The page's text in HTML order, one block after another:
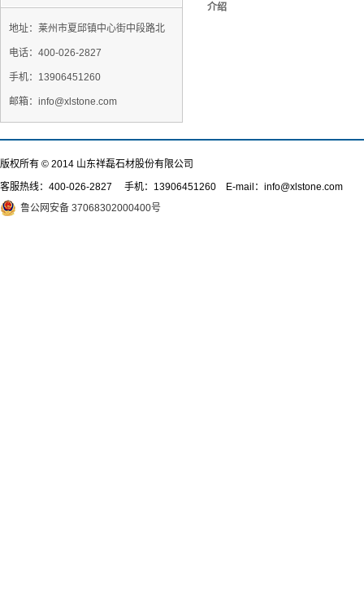
地址：莱州市夏邱镇中心街中段路北
电话：400-026-2827
手机：13906451260
邮箱：info@xlstone.com
介绍
版权所有 © 2014 山东祥磊石材股份有限公司
客服热线： 400-026-2827 手机：13906451260 E-mail：info@xlstone.com
鲁公网安备 37068302000400号